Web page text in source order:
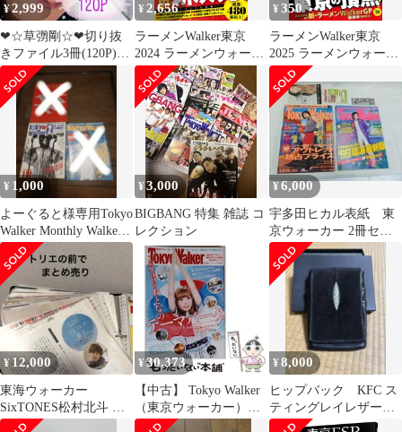
¥2,999
❤☆草彅剛☆❤切り抜
きファイル3冊(120P)＋
オマケ付
¥2,656
ラーメンWalker東京
2024 ラーメンウォーカ
ームック
¥350
ラーメンWalker東京
2025 ラーメンウォーカ
ームック
¥ 1,000
よーぐると様専用Tokyo
Walker Monthly Walker
創刊号
¥3,000
BIGBANG 特集 雑誌 コ
レクション
¥6,000
宇多田ヒカル表紙 東
京ウォーカー 2冊セッ
ト
¥ 12,000
東海ウォーカー
SixTONES松村北斗 切
り抜き まとめ売り
¥30,373
【中古】 Tokyo Walker
（東京ウォーカー）
2014年 7／29号 雑誌 /
¥8,000
ヒップバック KFC ス
ティングレイレザー
希少